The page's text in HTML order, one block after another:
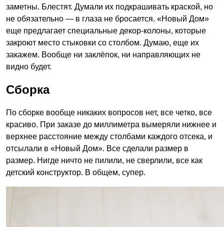
заметны. Блестят. Думали их подкрашивать краской, но
не обязательно — в глаза не бросается. «Новый Дом»
еще предлагает специальные декор-колоны, которые
закроют место стыковки со столбом. Думаю, еще их
закажем. Вообще ни заклёпок, ни направляющих не
видно будет.
Сборка
По сборке вообще никаких вопросов нет, все четко, все
красиво. При заказе до миллиметра вымеряли нижнее и
верхнее расстояние между столбами каждого отсека, и
отсылали в «Новый Дом». Все сделали размер в
размер. Нигде ничто не пилили, не сверлили, все как
детский конструктор. В общем, супер.